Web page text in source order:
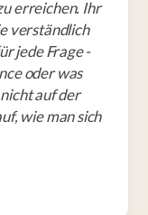
erreichen. Ihr
verständlich
jede Frage -
oder was
auf der
wie man sich